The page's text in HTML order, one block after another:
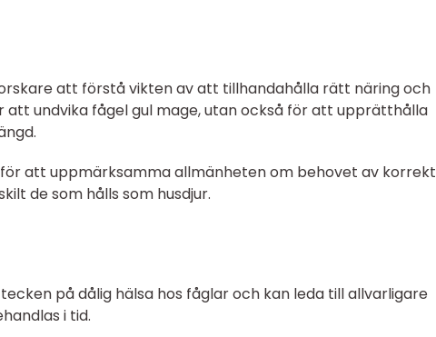
att förstå vikten av att tillhandahålla rätt näring och
undvika fågel gul mage, utan också för att upprätthålla
att uppmärksamma allmänheten om behovet av korrekt
de som hålls som husdjur.
på dålig hälsa hos fåglar och kan leda till allvarligare
i tid.